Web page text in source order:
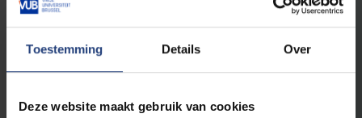
Toestemming Details Over
Deze website maakt gebruik van cookies
interprofessionele praktijk
Geïntegreerde farmacologie en farmacotherapie I 4
Farmacotherapie van de zelfzorg
Toxicologie en 3R-alternatieve methoden 5